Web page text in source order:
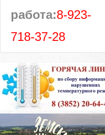
работа:8-923-
718-37-28